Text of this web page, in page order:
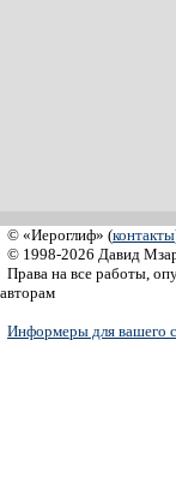
© «Иероглиф» (контакты
© 1998-2026 Давид
Права на все работы,
авторам
Информеры для вашего